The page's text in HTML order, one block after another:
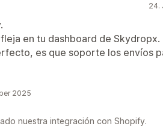
24.
en tu dashboard de Skydropx.
es que soporte los envíos
2025
nuestra integración con Shopify.